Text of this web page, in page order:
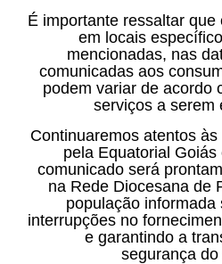
É importante ressaltar
em locais
mencionadas, nas
comunicadas aos
podem variar de acordo
serviços a serem
Continuaremos atentos
pela Equatorial
comunicado será
na Rede Diocesana de
população informada
interrupções no
e garantindo a
segurança